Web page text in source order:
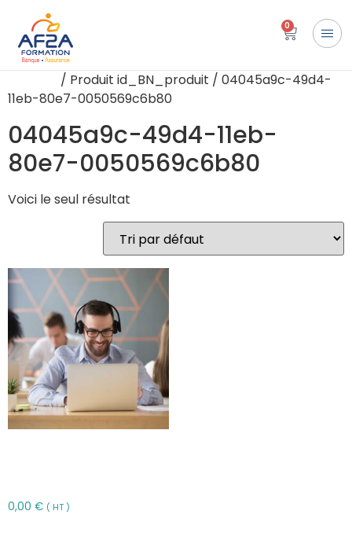
0
/ Produit id_BN_produit / 04045a9c-49d4-
11eb-80e7-0050569c6b80
04045a9c-49d4-11eb-
80e7-0050569c6b80
Voici le seul résultat
0,00 € ( HT )